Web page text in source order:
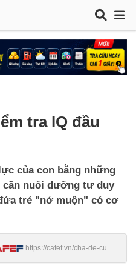
tra IQ đầu
của con bằng những
cần nuôi dưỡng tư duy
trẻ "nở muộn" có cơ
https://cafef.vn/cha-de-cua-